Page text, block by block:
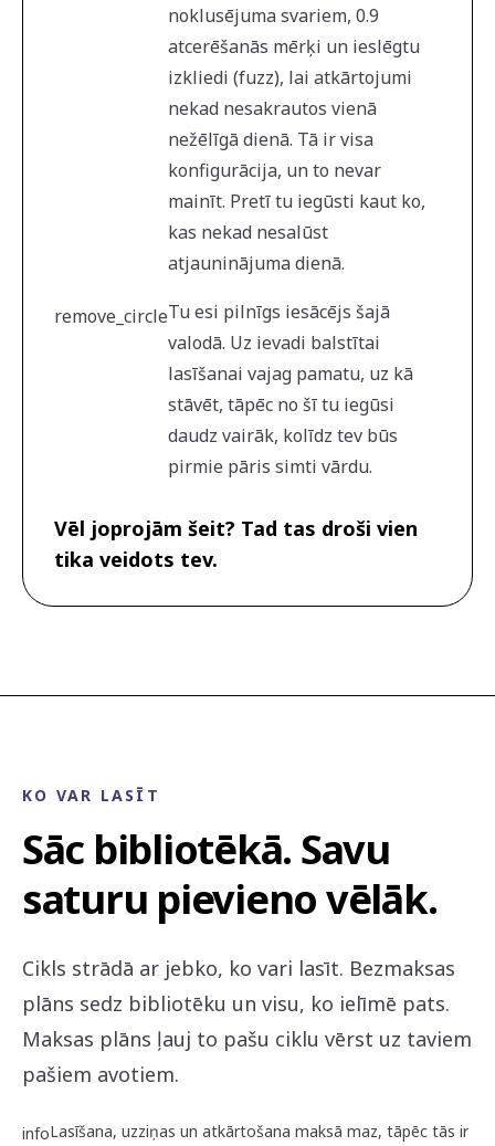
noklusējuma svariem, 0.9
atcerēšanās mērķi un ieslēgtu
izkliedi (fuzz), lai atkārtojumi
nekad nesakrautos vienā
nežēlīgā dienā. Tā ir visa
konfigurācija, un to nevar
mainīt. Pretī tu iegūsti kaut ko,
kas nekad nesalūst
atjauninājuma dienā.
remove_circleTu esi pilnīgs iesācējs šajā
valodā. Uz ievadi balstītai
lasīšanai vajag pamatu, uz kā
stāvēt, tāpēc no šī tu iegūsi
daudz vairāk, kolīdz tev būs
pirmie pāris simti vārdu.
Vēl joprojām šeit? Tad tas droši vien
tika veidots tev.
KO VAR LASĪT
Sāc bibliotēkā. Savu
saturu pievieno vēlāk.
Cikls strādā ar jebko, ko vari lasīt. Bezmaksas
plāns sedz bibliotēku un visu, ko ielīmē pats.
Maksas plāns ļauj to pašu ciklu vērst uz taviem
pašiem avotiem.
infoLasīšana, uzziņas un atkārtošana maksā maz, tāpēc tās ir